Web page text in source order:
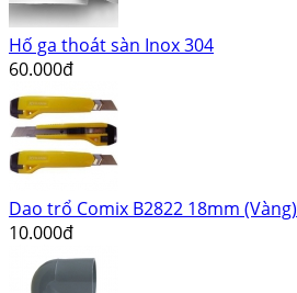
Hố ga thoát sàn Inox 304
60.000đ
Dao trổ Comix B2822 18mm (Vàng)
10.000đ